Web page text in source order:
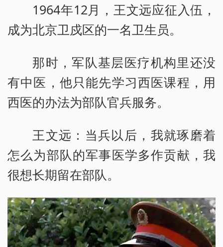
1964年12月，王文远应征入伍，
成为北京卫戍区的一名卫生员。
那时，军队基层医疗机构里还没
有中医，他只能先学习西医课程，用
西医的办法为部队官兵服务。
王文远：当兵以后，我就琢磨着
怎么为部队的军事医学多作贡献，我
很想长期留在部队。